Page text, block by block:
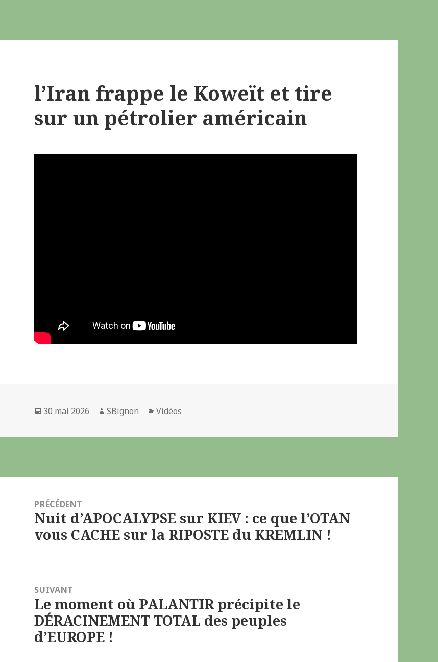
l’Iran frappe le Koweït et tire
sur un pétrolier américain
Publié
30 mai 2026 Auteur
SBignon Catégories
Vidéos
l’article
PRÉCÉDENT
Article
précédent :
Nuit d’APOCALYPSE sur KIEV : ce que l’OTAN
vous CACHE sur la RIPOSTE du KREMLIN !
SUIVANT
Article
suivant :
Le moment où PALANTIR précipite le
DÉRACINEMENT TOTAL des peuples
d’EUROPE !